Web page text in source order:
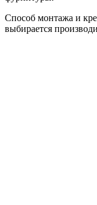
Способ монтажа и
выбирается